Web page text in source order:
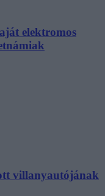
elektromos
villanyautójának